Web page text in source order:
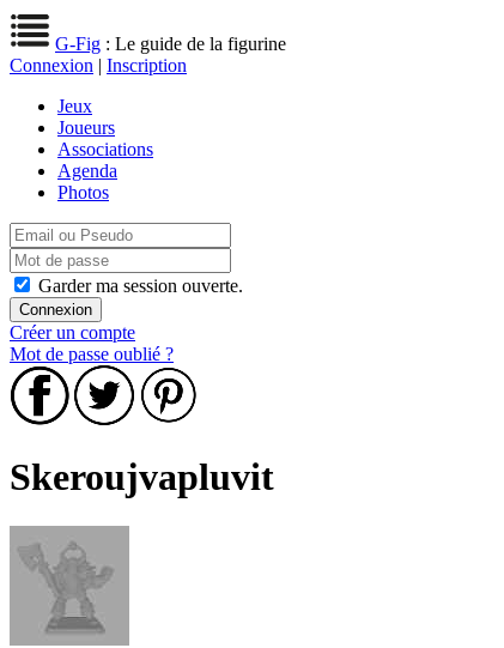
G-Fig : Le guide de la figurine
Connexion | Inscription
Jeux
Joueurs
Associations
Agenda
Photos
Garder ma session ouverte.
Créer un compte
Mot de passe oublié ?
Skeroujvapluvit